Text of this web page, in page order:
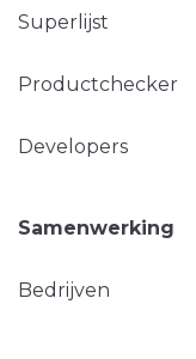
Superlijst
Productchecker
Developers
Samenwerking
Bedrijven